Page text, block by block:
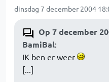
dinsdag 7 december 2004
Op 7 december
BamiBal:
IK ben er weer
[...]